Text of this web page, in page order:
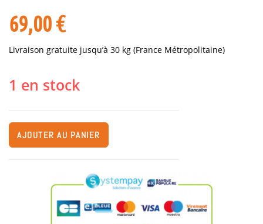
69,00€
Livraison gratuite jusqu’à 30 kg (France Métropolitaine)
1 en stock
AJOUTER AU PANIER